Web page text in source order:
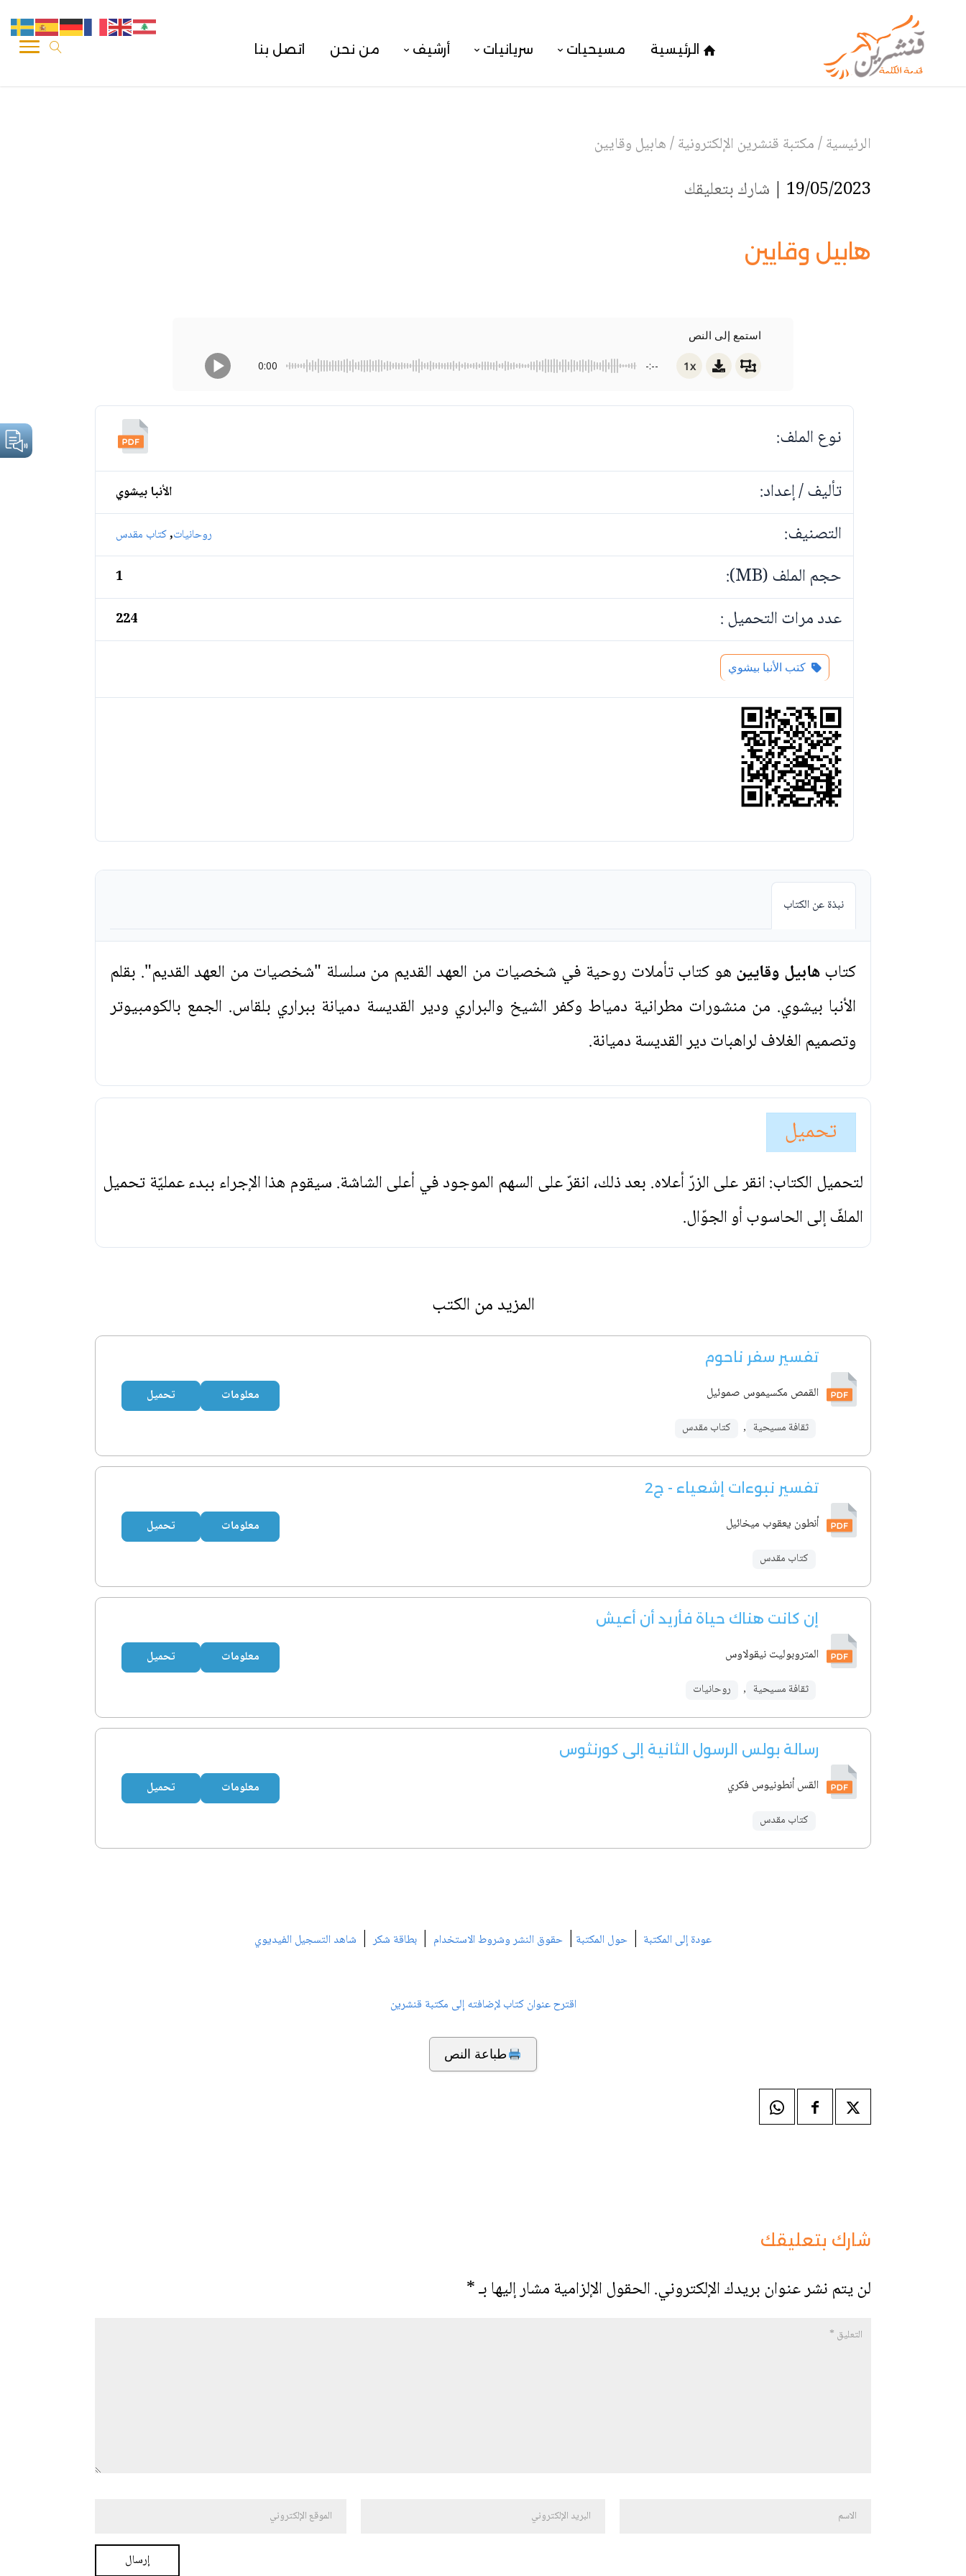
الرئيسية مسيحيات سريانيات أرشيف من نحن اتصل بنا
الرئيسية/مكتبة قنشرين الإلكترونية/هابيل وقايين
19/05/2023 | شارك بتعليقك
هابيل وقايين
استمع إلى النص
0:00 -:-- 1x
نوع الملف:
تأليف / إعداد:
الأنبا بيشوي
التصنيف: روحانيات,كتاب مقدس
حجم الملف (MB): 1
عدد مرات التحميل : 224
كتب الأنبا بيشوي
نبذة عن الكتاب
كتابهابيل وقايينهو كتاب تأملات روحية في شخصيات من العهد القديم من سلسلة "شخصيات من العهد القديم". بقلم
الأنبا بيشوي. من منشورات مطرانية دمياط وكفر الشيخ والبراري ودير القديسة دميانة ببراري بلقاس. الجمع بالكومبيوتر
وتصميم الغلاف لراهبات دير القديسة دميانة.
تحميل
لتحميل الكتاب: انقر على الزرّ أعلاه. بعد ذلك، انقرّ على السهم الموجود في أعلى الشاشة. سيقوم هذا الإجراء ببدء عمليّة تحميل
الملفّ إلى الحاسوب أو الجوّال.
المزيد من الكتب
تفسير سفر ناحوم
القمص مكسيموس صموئيل
ثقافة مسيحية , كتاب مقدس
معلومات تحميل
تفسير نبوءات إشعياء - ج2
أنطون يعقوب ميخائيل
كتاب مقدس
معلومات تحميل
إن كانت هناك حياة فأريد أن أعيش
المتروبوليت نيقولاوس
ثقافة مسيحية , روحانيات
معلومات تحميل
رسالة بولس الرسول الثانية إلى كورنثوس
القس أنطونيوس فكري
كتاب مقدس
معلومات تحميل
عودة إلى المكتبة | حول المكتبة | حقوق النشر وشروط الاستخدام | بطاقة شكر| شاهد التسجيل الفيديوي
اقترح عنوان كتاب لإضافته إلى مكتبة قنشرين
طباعة النص
شارك بتعليقك
لن يتم نشر عنوان بريدك الإلكتروني.الحقول الإلزامية مشار إليها بـ*